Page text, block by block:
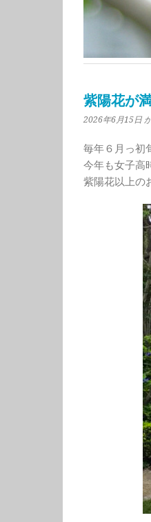
紫陽花が
2026年6月15日
毎年６月っ初
今年も女子高
紫陽花以上の